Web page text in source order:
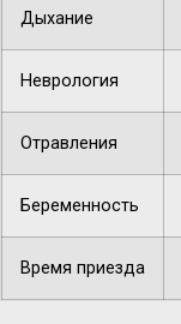
Дыхание
Неврология
Отравления
Беременность
Время приезда